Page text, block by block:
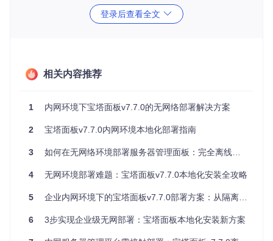
通过以下命令获取完整的离线安装资源包：
核心资源包含四个关键文件：主安装脚本（install/install_pane
l.sh）、面板程序包（install/src/LinuxPanel-7.7.0.zip）、初始
h），这些文件构成了离线部署的基础。
核心实施：本地化部署架构搭建
部署架构设计
离线部署采用三层架构设计：基础环境层负责系统依赖检测与
存储与运行日志。这种架构确保所有组件均通过本地文件交
互，完全消除网络依赖。
本地化适配改造
登录后查看全文
相关内容推荐
1 内网环境下宝塔面板v7.7.0的无网络部署解决方案
2 宝塔面板v7.7.0内网环境本地化部署指南
3 如何在无网络环境部署服务器管理面板：完全离线解决方案
4 无网环境部署难题：宝塔面板v7.7.0本地化安装全攻略
5 企业内网环境下的宝塔面板v7.7.0部署方案：从隔离挑战到高效运维
6 3步实现企业级无网部署：宝塔面板本地化安装新方案